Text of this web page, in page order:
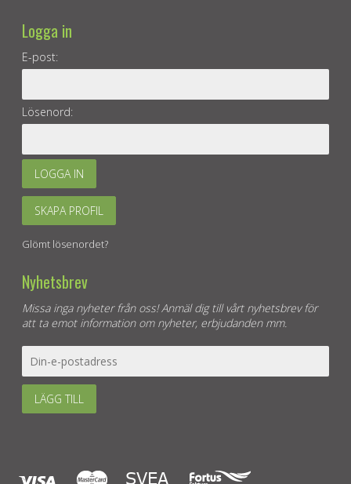
Logga in
E-post:
Lösenord:
LOGGA IN
SKAPA PROFIL
Glömt lösenordet?
Nyhetsbrev
Missa inga nyheter från oss! Anmäl dig till vårt nyhetsbrev för
att ta emot information om nyheter, erbjudanden mm.
LÄGG TILL